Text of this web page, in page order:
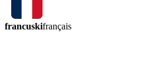
francuskifrançais